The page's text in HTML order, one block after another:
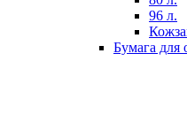
96 л.
Бумага для